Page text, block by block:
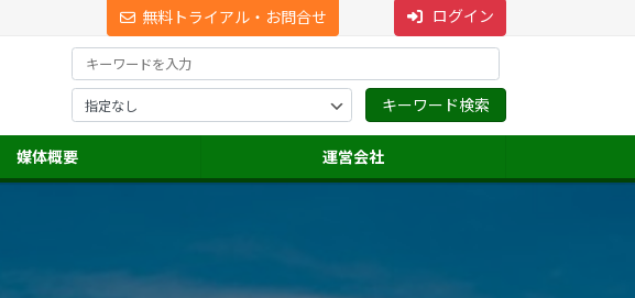
無料トライアル・お問合せ ログイン
媒体概要 運営会社